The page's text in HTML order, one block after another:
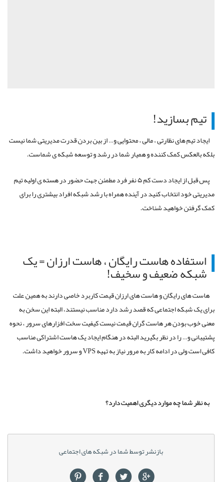
تیم بسازید!
ایجاد تیم های نظارتی ، مالی ، محتوایی و… از بین بردن قدرت مدیریتی شما نیست
بلکه بالعکس کمک کننده و همیار شما در رشد و توسعه شبکه ی شماست.
پس قبل از ایجاد دست کم ۵ نفر فرد مطمئن جهت حضور در هسته ی اولیه تیم
مدیریتی خود انتخاب کنید در آینده همراه با رشد شبکه افراد بیشتری را برای
کمک گرفتن خواهید شناخت.
استفاده هاست رایگان ، هاست ارزان = یک
شبکه ضعیف و سخیف!
هاست های رایگان و هاست های ارزان قیمت کاربرد خاصی دارند به همین علت
برای یک شبکه اجتماعی که قصد رشد دارد مناسب نیستند، البته این سخن به
معنی خوب بودن هر هاست گران قیمت نیست کیفیت سخت افزارهای سرور ، نحوه
پشتیبانی و… را در نظر بگیرید البته در هنگام ایجاد یک هاست اشتراکی مناسب
کافی است ولی در ادامه کار به مرور نیاز به تهیه VPS و سرور خواهید داشت.
به نظر شما چه موارد دیگری اهمیت دارد؟
بازنشر توسط شما در شبکه های اجتماعی